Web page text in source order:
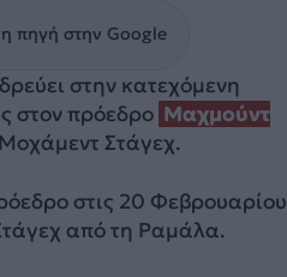
πηγή στην Google
στην κατεχόμενη
στον πρόεδρο Μαχμούντ
Στάγεχ.
στις 20 Φεβρουαρίου
από τη Ραμάλα.